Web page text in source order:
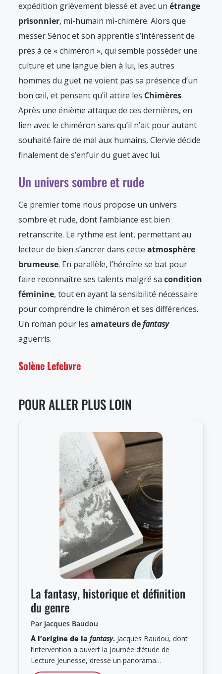
expédition grièvement blessé et avec un étrange
prisonnier, mi-humain mi-chimère. Alors que
messer Sénoc et son apprentie s’intéressent de
près à ce « chiméron », qui semble posséder une
culture et une langue bien à lui, les autres
hommes du guet ne voient pas sa présence d’un
bon œil, et pensent qu’il attire les Chimères.
Après une énième attaque de ces dernières, en
lien avec le chiméron sans qu’il n’ait pour autant
souhaité faire de mal aux humains, Clervie décide
finalement de s’enfuir du guet avec lui.
Un univers sombre et rude
Ce premier tome nous propose un univers
sombre et rude, dont l’ambiance est bien
retranscrite. Le rythme est lent, permettant au
lecteur de bien s’ancrer dans cette atmosphère
brumeuse. En parallèle, l’héroïne se bat pour
faire reconnaître ses talents malgré sa condition
féminine, tout en ayant la sensibilité nécessaire
pour comprendre le chiméron et ses différences.
Un roman pour les amateurs defantasy
aguerris.
Solène Lefebvre
POUR ALLER PLUS LOIN
La fantasy, historique et définition
du genre
Par Jacques Baudou
À l’origine de la fantasy. Jacques Baudou, dont
l’intervention a ouvert la journée d’étude de
Lecture Jeunesse, dresse un panorama…